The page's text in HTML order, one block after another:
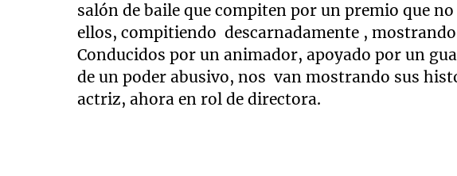
salón de baile que compiten por un premio que
ellos, compitiendo descarnadamente , mostrando
Conducidos por un animador, apoyado por un
de un poder abusivo, nos van mostrando sus
actriz, ahora en rol de directora.